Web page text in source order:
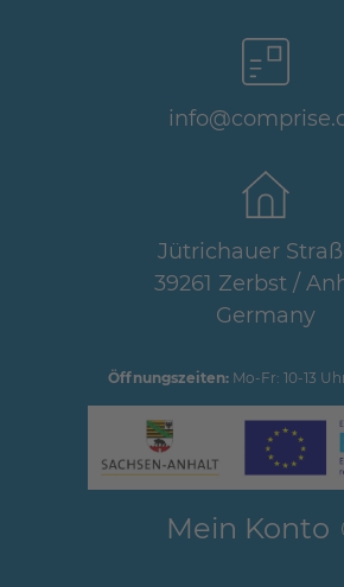
Jütrichauer
39261 Zerbst /
Germany
Öffnungszeiten:Mo-Fr: 10-13
Mein Konto